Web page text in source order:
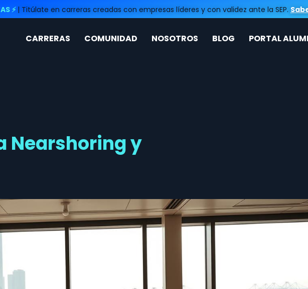
⚡ | Titúlate en carreras creadas con empresas líderes y con validez ante la SEP.
CARRERAS COMUNIDAD NOSOTROS BLOG PORTAL
Nearshoring y